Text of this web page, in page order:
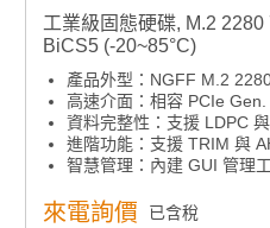
工業級固態硬碟, M.2
BiCS5 (-20~85°C)
產品外型：NGFF M.2
高速介面：相容 PCIe
資料完整性：支援 LDPC
進階功能：支援 TRIM 與
智慧管理：內建 GUI 管理
來電詢價 已含稅